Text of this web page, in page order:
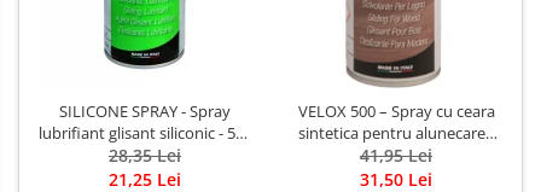
SILICONE SPRAY - Spray
lubrifiant glisant siliconic - 500
ml
28,35 Lei
21,25 Lei
VELOX 500 – Spray cu ceara
sintetica pentru alunecarea
lemnului pe mesele de lucru
500 ml
41,95 Lei
31,50 Lei